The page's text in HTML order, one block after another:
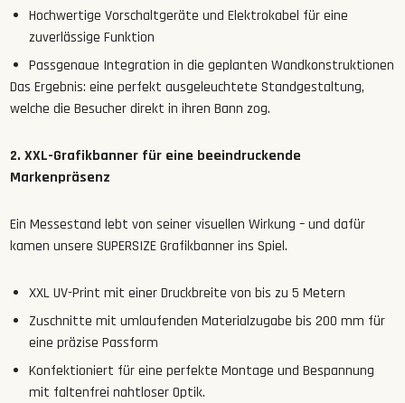
Hochwertige Vorschaltgeräte und Elektrokabel für eine
zuverlässige Funktion
Passgenaue Integration in die geplanten Wandkonstruktionen
Das Ergebnis: eine perfekt ausgeleuchtete Standgestaltung,
welche die Besucher direkt in ihren Bann zog.
2. XXL-Grafikbanner für eine beeindruckende
Markenpräsenz
Ein Messestand lebt von seiner visuellen Wirkung – und dafür
kamen unsere SUPERSIZE Grafikbanner ins Spiel.
XXL UV-Print mit einer Druckbreite von bis zu 5 Metern
Zuschnitte mit umlaufenden Materialzugabe bis 200 mm für
eine präzise Passform
Konfektioniert für eine perfekte Montage und Bespannung
mit faltenfrei nahtloser Optik.